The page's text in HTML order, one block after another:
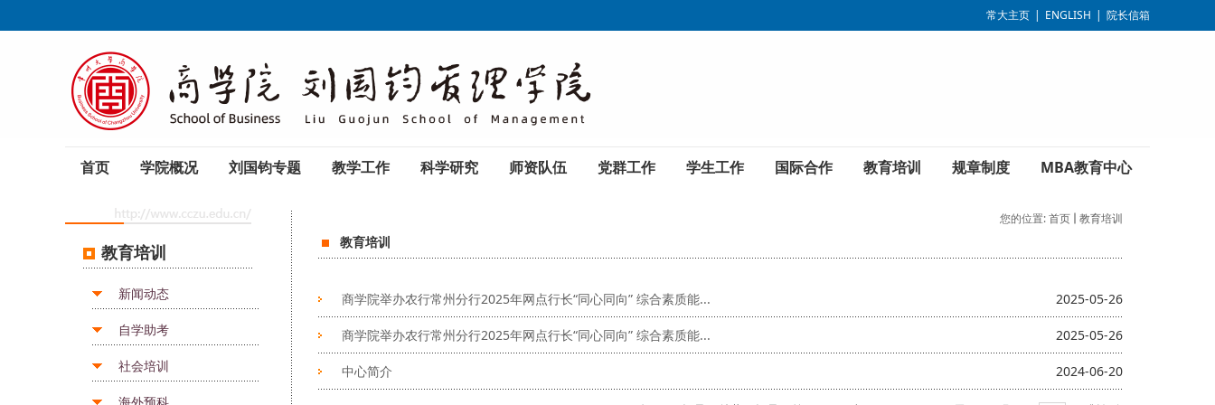
常大主页 | ENGLISH | 院长信箱
首页 学院概况 刘国钧专题 教学工作 科学研究 师资队伍 党群工作 学生工作 国际合作 教育培训 规章制度 MBA教育中心
教育培训
新闻动态
自学助考
社会培训
您的位置:首页 教育培训
教育培训
商学院举办农行常州分行2025年网点行长“同心同向” 综合素质能... 2025-05-26
商学院举办农行常州分行2025年网点行长“同心同向” 综合素质能... 2025-05-26
中心简介 2024-06-20